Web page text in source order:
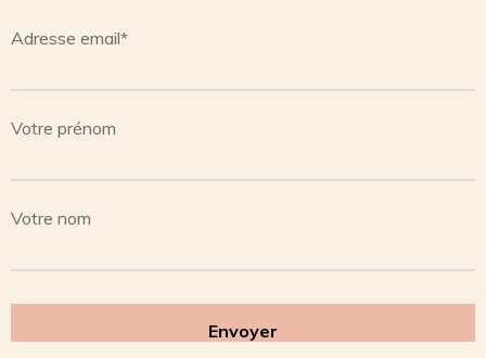
Adresse email*
Votre prénom
Votre nom